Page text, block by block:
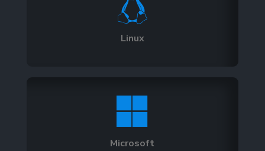
Linux

Microsoft